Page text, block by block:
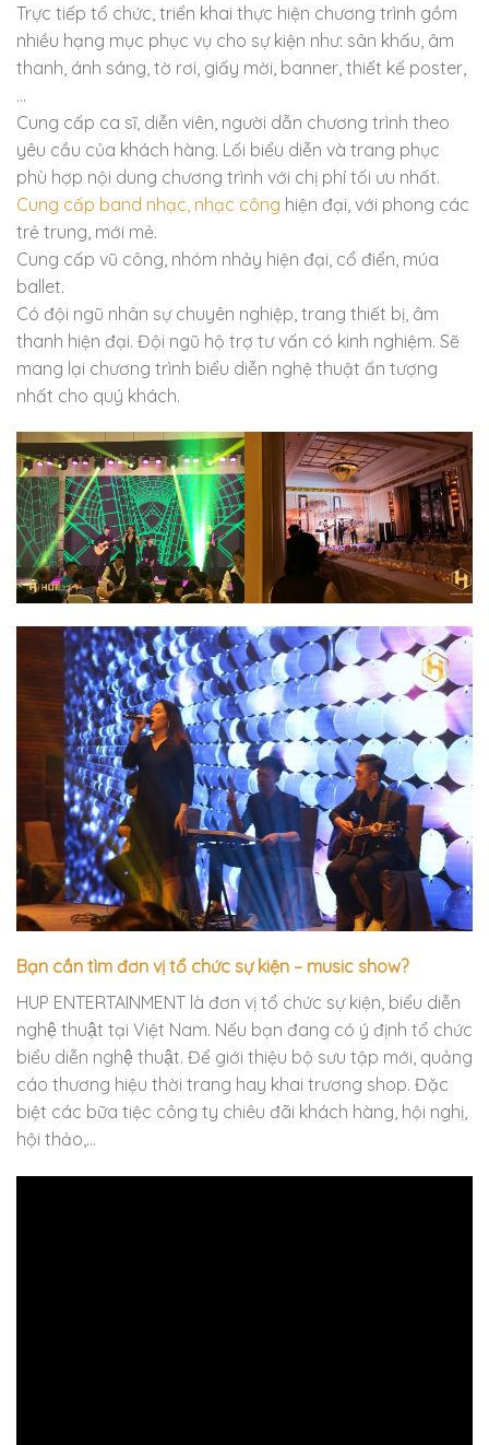
Trực tiếp tổ chức, triển khai thực hiện chương trình gồm
nhiều hạng mục phục vụ cho sự kiện như: sân khấu, âm
thanh, ánh sáng, tờ rơi, giấy mời, banner, thiết kế poster,
…
Cung cấp ca sĩ, diễn viên, người dẫn chương trình theo
yêu cầu của khách hàng. Lối biểu diễn và trang phục
phù hợp nội dung chương trình với chị phí tối ưu nhất.
Cung cấp band nhạc, nhạc công hiện đại, với phong các
trẻ trung, mới mẻ.
Cung cấp vũ công, nhóm nhảy hiện đại, cổ điển, múa
ballet.
Có đội ngũ nhân sự chuyên nghiệp, trang thiết bị, âm
thanh hiện đại. Đội ngũ hộ trợ tư vấn có kinh nghiệm. Sẽ
mang lại chương trình biểu diễn nghệ thuật ấn tượng
nhất cho quý khách.
Bạn cần tìm đơn vị tổ chức sự kiện – music show?
HUP ENTERTAINMENT là đơn vị tổ chức sự kiện, biểu diễn
nghệ thuật tại Việt Nam. Nếu bạn đang có ý định tổ chức
biểu diễn nghệ thuật. Để giới thiệu bộ sưu tập mới, quảng
cáo thương hiệu thời trang hay khai trương shop. Đặc
biệt các bữa tiệc công ty chiêu đãi khách hàng, hội nghị,
hội thảo,…